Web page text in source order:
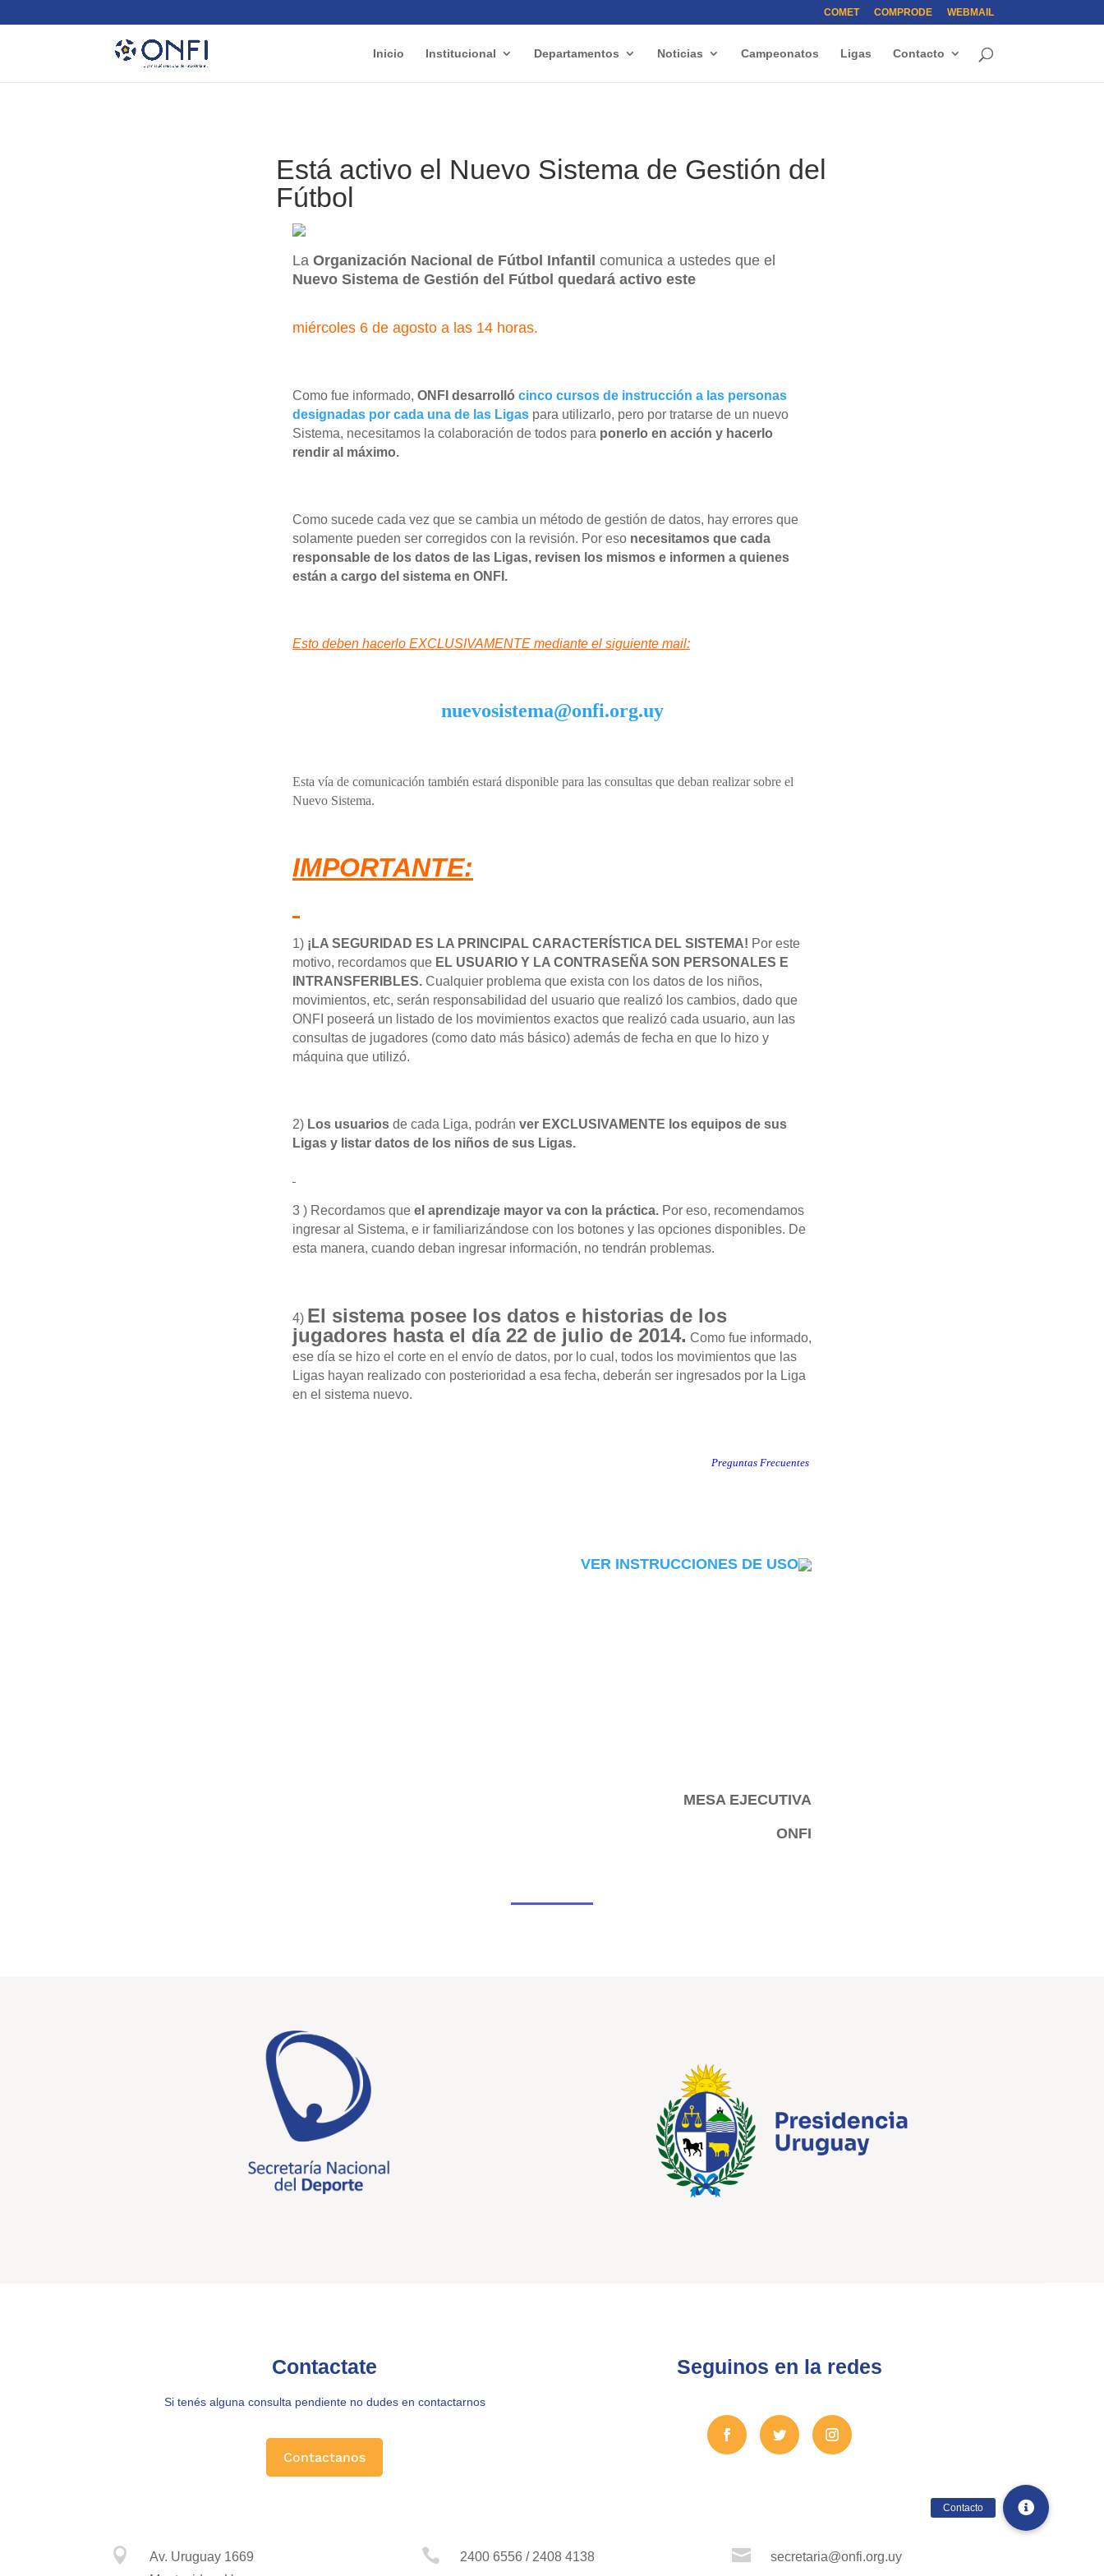
COMET COMPRODE WEBMAIL
Inicio Institucional Departamentos Noticias Campeonatos Ligas Contacto
Está activo el Nuevo Sistema de Gestión del
Fútbol
La Organización Nacional de Fútbol Infantil comunica a ustedes que el
Nuevo Sistema de Gestión del Fútbol quedará activo este
miércoles 6 de agosto a las 14 horas.
Como fue informado, ONFI desarrolló cinco cursos de instrucción a las personas
designadas por cada una de las Ligas para utilizarlo, pero por tratarse de un nuevo
Sistema, necesitamos la colaboración de todos para ponerlo en acción y hacerlo
rendir al máximo.
Como sucede cada vez que se cambia un método de gestión de datos, hay errores que
solamente pueden ser corregidos con la revisión. Por eso necesitamos que cada
responsable de los datos de las Ligas, revisen los mismos e informen a quienes
están a cargo del sistema en ONFI.
Esto deben hacerlo EXCLUSIVAMENTE mediante el siguiente mail:
nuevosistema@onfi.org.uy
Esta vía de comunicación también estará disponible para las consultas que deban realizar sobre el
Nuevo Sistema.
IMPORTANTE:
1) ¡LA SEGURIDAD ES LA PRINCIPAL CARACTERÍSTICA DEL SISTEMA! Por este
motivo, recordamos que EL USUARIO Y LA CONTRASEÑA SON PERSONALES E
INTRANSFERIBLES. Cualquier problema que exista con los datos de los niños,
movimientos, etc, serán responsabilidad del usuario que realizó los cambios, dado que
ONFI poseerá un listado de los movimientos exactos que realizó cada usuario, aun las
consultas de jugadores (como dato más básico) además de fecha en que lo hizo y
máquina que utilizó.
2) Los usuarios de cada Liga, podrán ver EXCLUSIVAMENTE los equipos de sus
Ligas y listar datos de los niños de sus Ligas.
3 ) Recordamos que el aprendizaje mayor va con la práctica. Por eso, recomendamos
ingresar al Sistema, e ir familiarizándose con los botones y las opciones disponibles. De
esta manera, cuando deban ingresar información, no tendrán problemas.
4) El sistema posee los datos e historias de los
jugadores hasta el día 22 de julio de 2014. Como fue informado,
ese día se hizo el corte en el envío de datos, por lo cual, todos los movimientos que las
Ligas hayan realizado con posterioridad a esa fecha, deberán ser ingresados por la Liga
en el sistema nuevo.
Preguntas Frecuentes
VER INSTRUCCIONES DE USO
MESA EJECUTIVA
ONFI
Contactate
Si tenés alguna consulta pendiente no dudes en contactarnos
Contactanos
Seguinos en la redes

Av. Uruguay 1669
 2400 6556 / 2408 4138  secretaria@onfi.org.uy